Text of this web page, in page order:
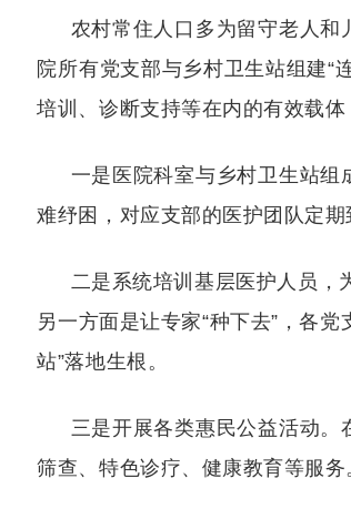
农村常住人口多为留守老人和
院所有党支部与乡村卫生站组建“
培训、诊断支持等在内的有效载
一是医院科室与乡村卫生站
难纾困，对应支部的医护团队定
二是系统培训基层医护人员，
另一方面是让专家“种下去”，各
站”落地生根。
三是开展各类惠民公益活动。
筛查、特色诊疗、健康教育等服